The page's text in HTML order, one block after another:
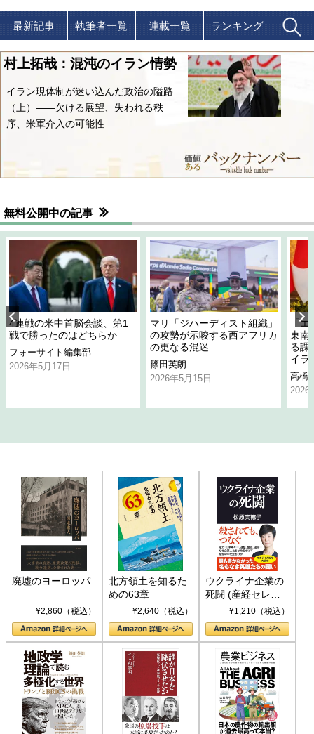
最新記事 執筆者一覧 連載一覧 ランキング
村上拓哉：混沌のイラン情勢
イラン現体制が迷い込んだ政治の隘路
（上）――欠ける展望、失われる秩
序、米軍介入の可能性
無料公開中の記事
4連戦の米中首脳会談、第1
戦で勝ったのはどちらか
フォーサイト編集部
2026年5月17日
マリ「ジハーディスト組織」
の攻勢が示唆する西アフリカ
の更なる混迷
篠田英朗
2026年5月15日
「
東南
る課
イラ
高橋
2026
廃墟のヨーロッパ
¥2,860（税込）
北方領土を知るた
めの63章
¥2,640（税込）
ウクライナ企業の
死闘 (産経セレク
ト S 039)¥1,210（税込）